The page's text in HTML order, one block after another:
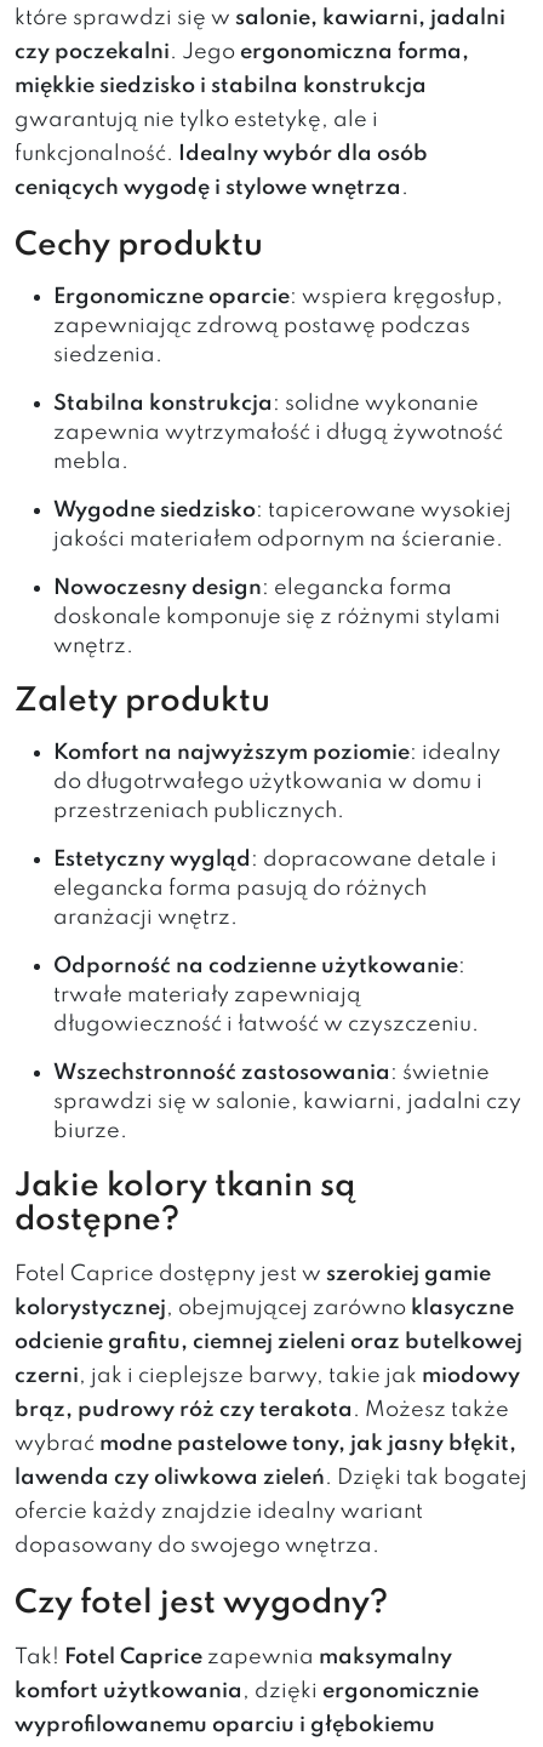
które sprawdzi się w salonie, kawiarni, jadalni
czy poczekalni. Jego ergonomiczna forma,
miękkie siedzisko i stabilna konstrukcja
gwarantują nie tylko estetykę, ale i
funkcjonalność.
Idealny wybór dla osób
ceniących wygodę i stylowe wnętrza .
Cechy produktu
Ergonomiczne oparcie: wspiera kręgosłup,
zapewniając zdrową postawę podczas
siedzenia.
Stabilna konstrukcja : solidne wykonanie
zapewnia wytrzymałość i długą żywotność
mebla.
Wygodne siedzisko: tapicerowane wysokiej
jakości materiałem odpornym na ścieranie.
Nowoczesny design: elegancka forma
doskonale komponuje się z różnymi stylami
wnętrz.
Zalety produktu
Komfort na najwyższym poziomie: idealny
do długotrwałego użytkowania w domu i
przestrzeniach publicznych.
Estetyczny wygląd : dopracowane detale i
elegancka forma pasują do różnych
aranżacji wnętrz.
Odporność na codzienne użytkowanie:
trwałe materiały zapewniają
długowieczność i łatwość w czyszczeniu.
Wszechstronność zastosowania : świetnie
sprawdzi się w salonie, kawiarni, jadalni czy
biurze.
Jakie kolory tkanin są
dostępne?
Fotel Caprice dostępny jest w szerokiej gamie
kolorystycznej, obejmującej zarówno klasyczne
odcienie grafitu, ciemnej zieleni oraz butelkowej
czerni, jak i cieplejsze barwy, takie jak miodowy
brąz, pudrowy róż czy terakota . Możesz także
wybrać modne pastelowe tony, jak jasny błękit,
lawenda czy oliwkowa zieleń. Dzięki tak bogatej
ofercie każdy znajdzie idealny wariant
dopasowany do swojego wnętrza.
Czy fotel jest wygodny?
Tak! Fotel Caprice zapewnia maksymalny
komfort użytkowania , dzięki ergonomicznie
wyprofilowanemu oparciu i głębokiemu